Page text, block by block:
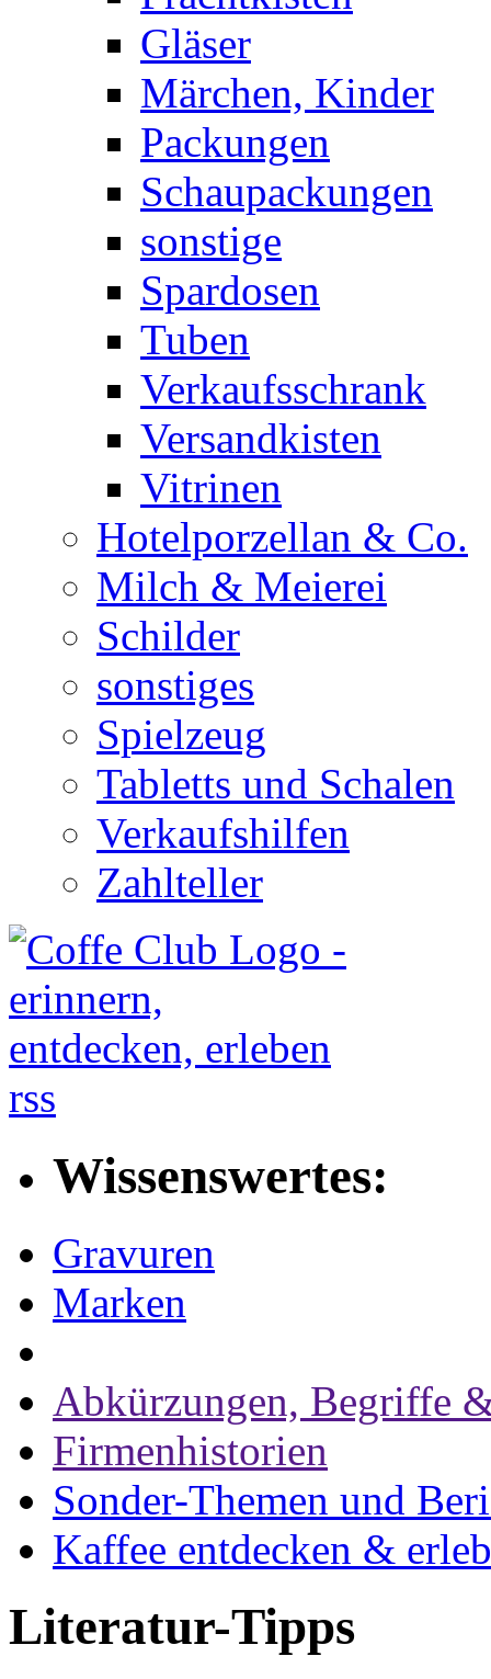
Gläser
Märchen, Kinder
Packungen
Schaupackungen
sonstige
Spardosen
Tuben
Verkaufsschrank
Versandkisten
Vitrinen
Hotelporzellan & Co.
Milch & Meierei
Schilder
sonstiges
Spielzeug
Tabletts und Schalen
Verkaufshilfen
Zahlteller
rss
Wissenswertes:
Gravuren
Marken
Abkürzungen, Begriffe
Firmenhistorien
Sonder-Themen und
Kaffee entdecken &
Literatur-Tipps